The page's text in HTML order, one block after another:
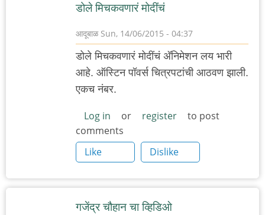
डोले मिचकवणारं मोदींचं
आदूबाळSun, 14/06/2015 - 04:37
डोले मिचकवणारं मोदींचं अ‍ॅनिमेशन लय भारी
आहे. ऑस्टिन पॉवर्स चित्रपटांची आठवण झाली.
एकच नंबर.
Log in or register
to post
comments
Like
Dislike
गजेंद्र चौहान चा व्हिडिओ